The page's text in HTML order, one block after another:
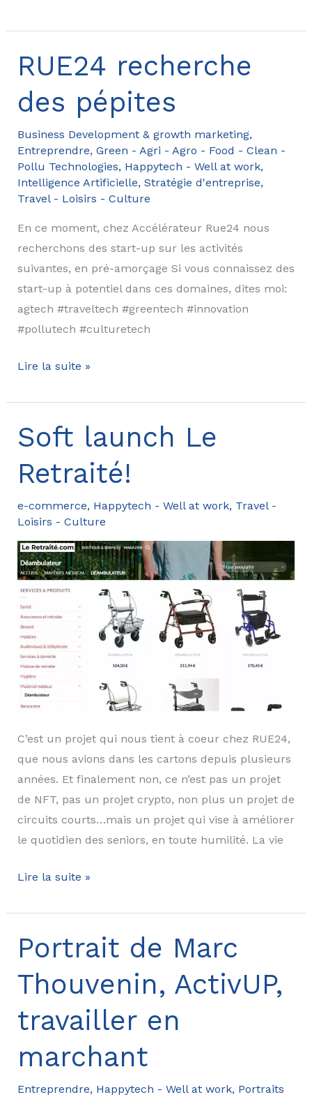
pour
fuir
un
management
toxique
RUE24 recherche
des pépites
Business Development & growth marketing,
Entreprendre, Green - Agri - Agro - Food - Clean -
Pollu Technologies, Happytech - Well at work,
Intelligence Artificielle, Stratégie d'entreprise,
Travel - Loisirs - Culture
En ce moment, chez Accélérateur Rue24 nous
recherchons des start-up sur les activités
suivantes, en pré-amorçage Si vous connaissez des
start-up à potentiel dans ces domaines, dites moi:
agtech #traveltech #greentech #innovation
#pollutech #culturetech
RUE24
des
pépites
Lire la suite »
Soft launch Le
Retraité!
e-commerce, Happytech - Well at work, Travel -
Loisirs - Culture
C’est un projet qui nous tient à coeur chez RUE24,
que nous avions dans les cartons depuis plusieurs
années. Et finalement non, ce n’est pas un projet
de NFT, pas un projet crypto, non plus un projet de
circuits courts…mais un projet qui vise à améliorer
le quotidien des seniors, en toute humilité. La vie
Soft
Le
Retraité!
Lire la suite »
Portrait de Marc
Thouvenin, ActivUP,
travailler en
marchant
Entreprendre, Happytech - Well at work, Portraits